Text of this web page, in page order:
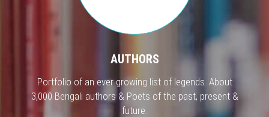
AUTHORS
Portfolio of an ever growing list of legends. About
3,000 Bengali authors & Poets of the past, present &
future.